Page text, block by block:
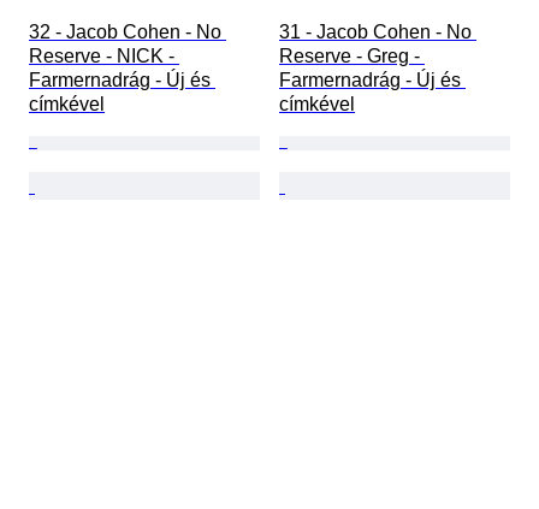
32 - Jacob Cohen - No
Reserve - NICK -
Farmernadrág - Új és
címkével
31 - Jacob Cohen - No
Reserve - Greg -
Farmernadrág - Új és
címkével